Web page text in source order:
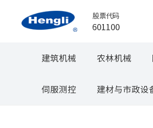
股票代码
601100
建筑机械 农林机械
伺服测控 建材与市政设